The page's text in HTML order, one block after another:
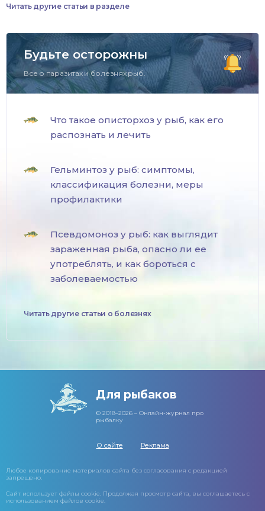
Читать другие статьи в разделе
Будьте осторожны
Все о паразитах и болезнях рыб.
Что такое описторхоз у рыб, как его
распознать и лечить
Гельминтоз у рыб: симптомы,
классификация болезни, меры
профилактики
Псевдомоноз у рыб: как выглядит
зараженная рыба, опасно ли ее
употреблять, и как бороться с
заболеваемостью
Читать другие статьи о болезнях
Для рыбаков
© 2018–2026 – Онлайн-журнал про
рыбалку
О сайте Реклама
Любое копирование материалов сайта без согласования с редакцией
запрещено.
Сайт использует файлы cookie. Продолжая просмотр сайта, вы соглашаетесь с
использованием файлов cookie.